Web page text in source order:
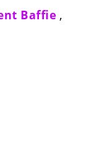
Baffie ,